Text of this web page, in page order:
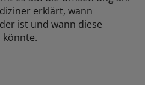
erklärt, wann
ist und wann diese